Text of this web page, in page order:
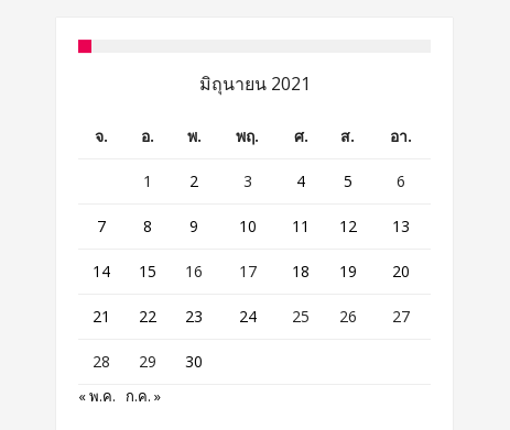
มิถุนายน 2021
จ. อ. พ. พฤ. ศ. ส. อา.
1 2 3 4 5 6
7 8 9 10 11 12 13
14 15 16 17 18 19 20
21 22 23 24 25 26 27
28 29 30
« พ.ค. ก.ค. »